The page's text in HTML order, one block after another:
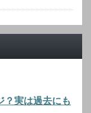
？実は過去にも